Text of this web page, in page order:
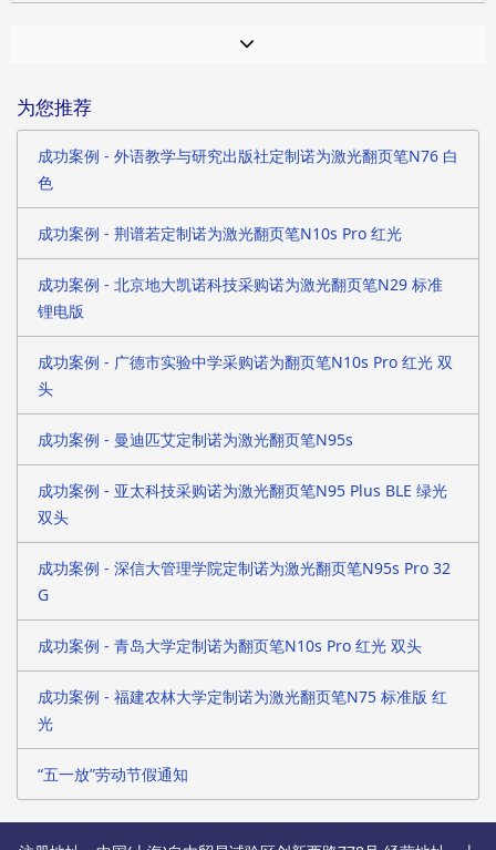
为您推荐
成功案例 - 外语教学与研究出版社定制诺为激光翻页笔N76 白
色
成功案例 - 荆谱若定制诺为激光翻页笔N10s Pro 红光
成功案例 - 北京地大凯诺科技采购诺为激光翻页笔N29 标准
锂电版
成功案例 - 广德市实验中学采购诺为翻页笔N10s Pro 红光 双
头
成功案例 - 曼迪匹艾定制诺为激光翻页笔N95s
成功案例 - 亚太科技采购诺为激光翻页笔N95 Plus BLE 绿光
双头
成功案例 - 深信大管理学院定制诺为激光翻页笔N95s Pro 32
G
成功案例 - 青岛大学定制诺为翻页笔N10s Pro 红光 双头
成功案例 - 福建农林大学定制诺为激光翻页笔N75 标准版 红
光
“五一放”劳动节假通知